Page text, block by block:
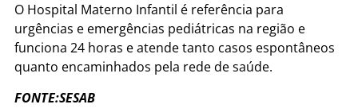
O Hospital Materno Infantil é referência para
urgências e emergências pediátricas na região e
funciona 24 horas e atende tanto casos espontâneos
quanto encaminhados pela rede de saúde.
FONTE:SESAB